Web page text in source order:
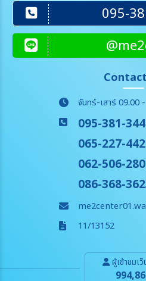
095-
จันทร์-เสาร์ 09.00
095-381-
065-227-
062-506-
086-368-
11/13152
ผู้เข้าชมเ